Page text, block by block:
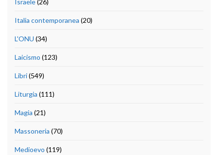
Italia contemporanea (20)
L'ONU (34)
Laicismo (123)
Libri(549)
Liturgia (111)
Magia (21)
Massoneria (70)
Medioevo (119)